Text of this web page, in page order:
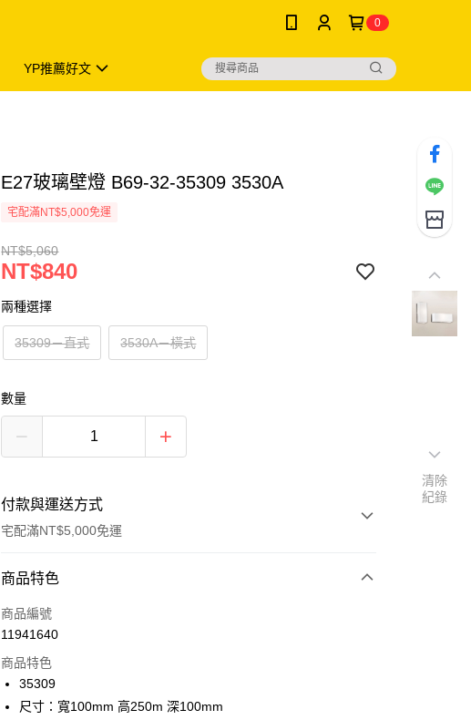
0
YP推薦好文
E27玻璃壁燈 B69-32-35309 3530A
宅配滿NT$5,000免運
NT$5,060
NT$840
兩種選擇
35309－直式 3530A－橫式
數量
付款與運送方式
宅配滿NT$5,000免運
付款方式
信用卡一次付款
Apple Pay
街口支付
商品特色
商品編號
11941640
商品特色
35309
尺寸：寬100mm 高250m 深100mm
清除
紀錄